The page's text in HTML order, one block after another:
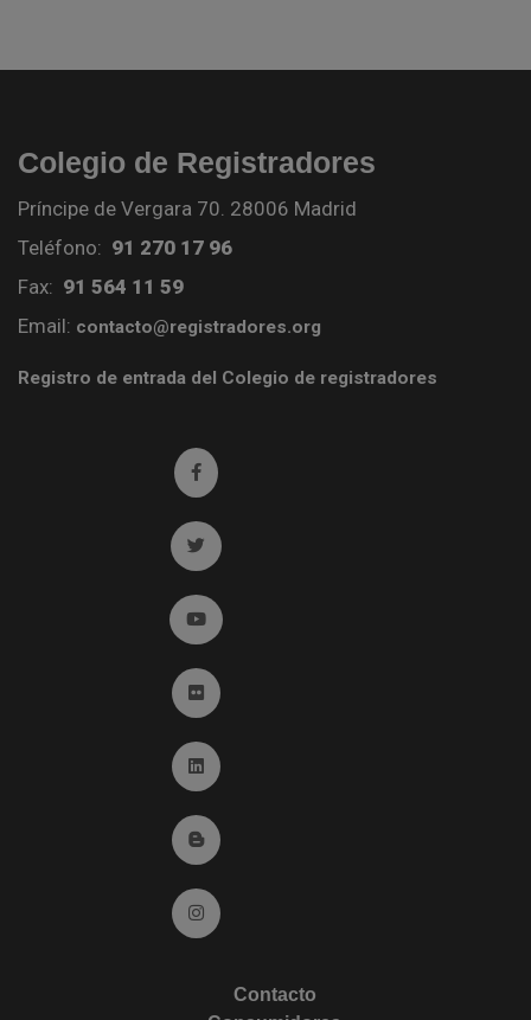
Colegio de Registradores
Príncipe de Vergara 70. 28006 Madrid
Teléfono: 91 270 17 96
Fax: 91 564 11 59
Email: contacto@registradores.org
Registro de entrada del Colegio de registradores
Ir a facebook (abre en ventana nueva)
Ir a twitter (abre en ventana nueva)
Ir a YouTube (abre en ventana nueva)
Ir a Flickr (abre en ventana nueva)
Ir a Linkedin (abre en ventana nueva)
Ir al Blog (abre en ventana nueva)
Ir a Instagram (abre en ventana nueva)
Contacto